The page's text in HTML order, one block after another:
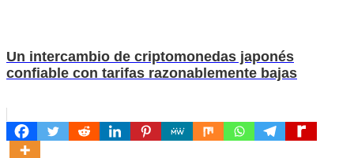
Un intercambio de criptomonedas japonés
confiable con tarifas razonablemente bajas